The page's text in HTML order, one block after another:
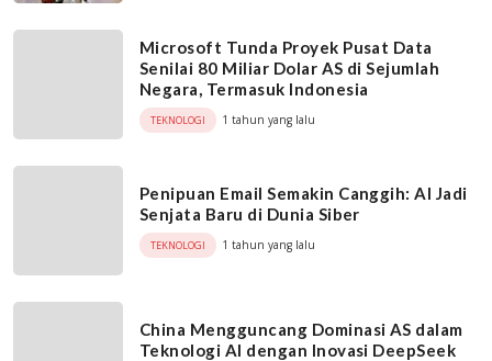
Microsoft Tunda Proyek Pusat Data
Senilai 80 Miliar Dolar AS di Sejumlah
Negara, Termasuk Indonesia
TEKNOLOGI 1 tahun yang lalu
Penipuan Email Semakin Canggih: AI Jadi
Senjata Baru di Dunia Siber
TEKNOLOGI 1 tahun yang lalu
China Mengguncang Dominasi AS dalam
Teknologi AI dengan Inovasi DeepSeek